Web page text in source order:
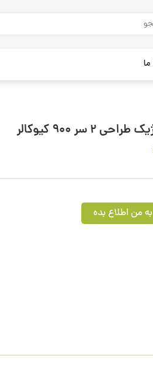
2 سر 900 کیوکالر
به من اطلاع بده